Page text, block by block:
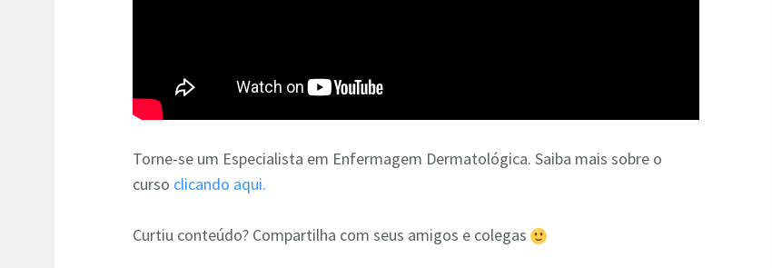
Torne-se um Especialista em Enfermagem Dermatológica. Saiba mais sobre o
curso clicando aqui.
Curtiu conteúdo? Compartilha com seus amigos e colegas